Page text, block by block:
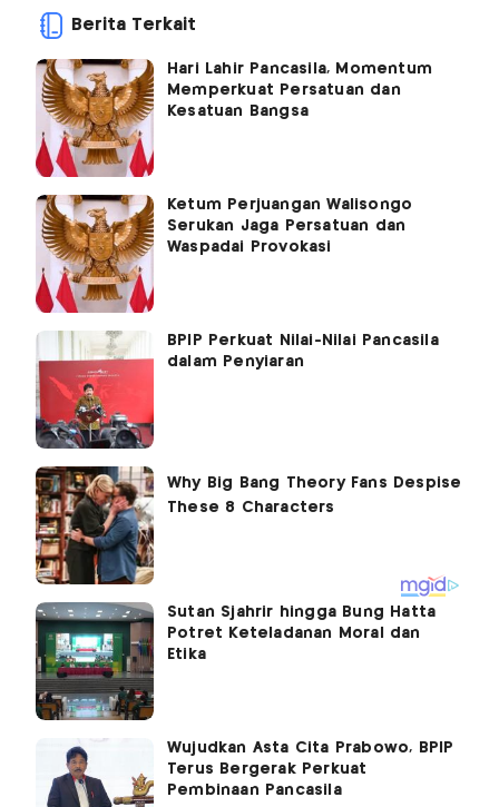
Berita Terkait
Hari Lahir Pancasila, Momentum
Memperkuat Persatuan dan
Kesatuan Bangsa
Ketum Perjuangan Walisongo
Serukan Jaga Persatuan dan
Waspadai Provokasi
BPIP Perkuat Nilai-Nilai Pancasila
dalam Penyiaran
Sutan Sjahrir hingga Bung Hatta
Potret Keteladanan Moral dan
Etika
Wujudkan Asta Cita Prabowo, BPIP
Terus Bergerak Perkuat
Pembinaan Pancasila